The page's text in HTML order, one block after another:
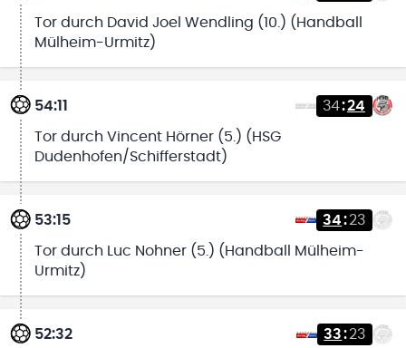
Tor durch David Joel Wendling (10.) (Handball
Mülheim-Urmitz)
54:11 34:24
Tor durch Vincent Hörner (5.) (HSG
Dudenhofen/Schifferstadt)
53:15 34:23
Tor durch Luc Nohner (5.) (Handball Mülheim-
Urmitz)
52:32 33:23